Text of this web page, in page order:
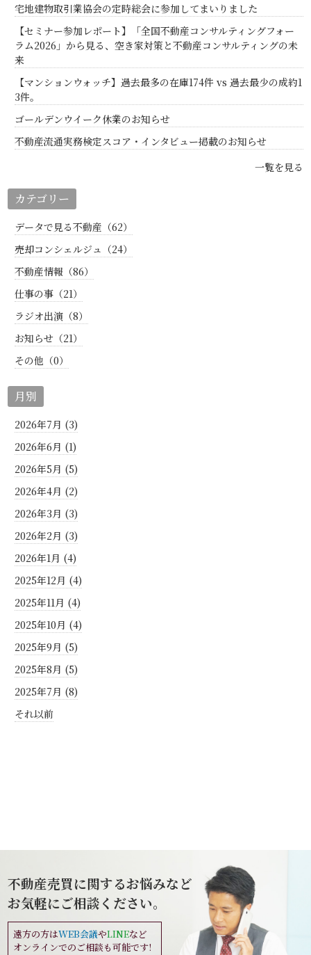
宅地建物取引業協会の定時総会に参加してまいりました
【セミナー参加レポート】「全国不動産コンサルティングフォー
ラム2026」から見る、空き家対策と不動産コンサルティングの未
来
【マンションウォッチ】過去最多の在庫174件 vs 過去最少の成約1
3件。
ゴールデンウイーク休業のお知らせ
不動産流通実務検定スコア・インタビュー掲載のお知らせ
一覧を見る
カテゴリー
データで見る不動産（62）
売却コンシェルジュ（24）
不動産情報（86）
仕事の事（21）
ラジオ出演（8）
お知らせ（21）
その他（0）
月別
2026年7月 (3)
2026年6月 (1)
2026年5月 (5)
2026年4月 (2)
2026年3月 (3)
2026年2月 (3)
2026年1月 (4)
2025年12月 (4)
2025年11月 (4)
2025年10月 (4)
2025年9月 (5)
2025年8月 (5)
2025年7月 (8)
それ以前
不動産売買に関するお悩みなど
お気軽にご相談ください。
遠方の方はWEB会議やLINEなど
オンラインでのご相談も可能です!